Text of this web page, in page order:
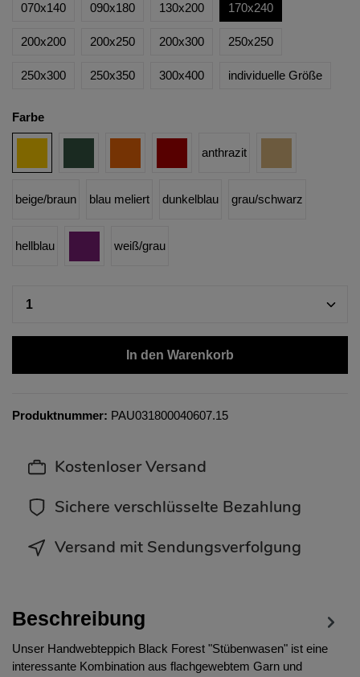
070x140 090x180 130x200 170x240
200x200 200x250 200x300 250x250
250x300 250x350 300x400 individuelle Größe
Farbe
anthrazit
beige/braun blau meliert dunkelblau grau/schwarz
hellblau weiß/grau
In den Warenkorb
Produktnummer: PAU031800040607.15
Kostenloser Versand
Sichere verschlüsselte Bezahlung
Versand mit Sendungsverfolgung
Beschreibung
Unser Handwebteppich Black Forest "Stübenwasen" ist eine
interessante Kombination aus flachgewebtem Garn und